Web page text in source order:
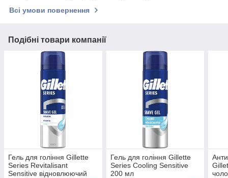
Всі умови повернення
Подібні товари компанії
Гель для гоління Gillette
Series Revitalisant
Sensitive відновлюючий
Гель для гоління Gillette
Series Cooling Sensitive
200 мл